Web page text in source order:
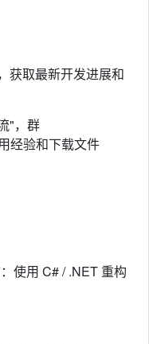
获取最新开发进展和
"，群
经验和下载文件
使用 C# / .NET 重构